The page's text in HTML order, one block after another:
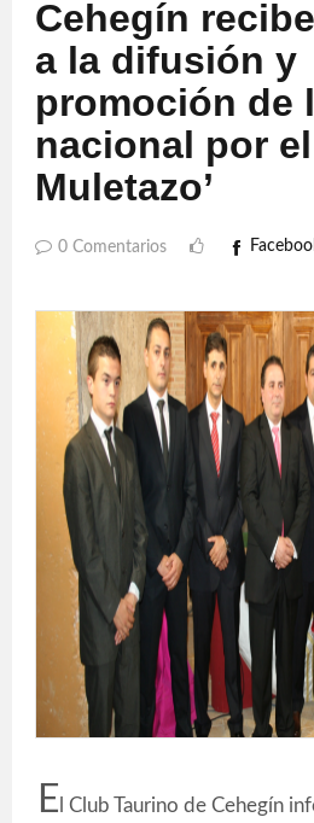
Cehegín
a la difusión y
promoción de
nacional por
Muletazo’
0 Comentarios
E l Club Taurino de Cehegín